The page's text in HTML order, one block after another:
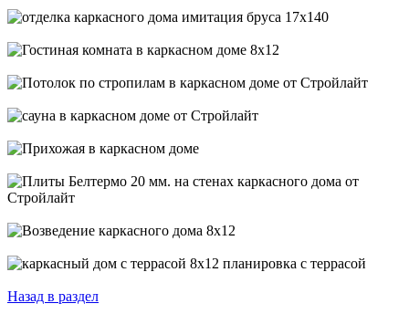
Назад в раздел